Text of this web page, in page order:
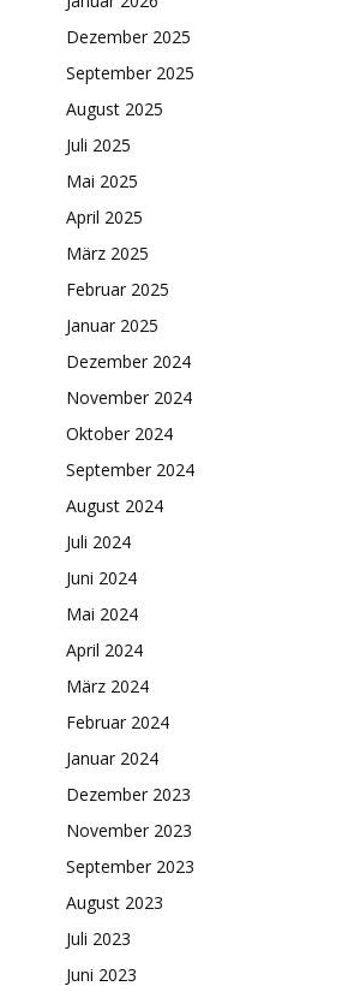
Dezember 2025
September 2025
August 2025
Juli 2025
Mai 2025
April 2025
März 2025
Februar 2025
Januar 2025
Dezember 2024
November 2024
Oktober 2024
September 2024
August 2024
Juli 2024
Juni 2024
Mai 2024
April 2024
März 2024
Februar 2024
Januar 2024
Dezember 2023
November 2023
September 2023
August 2023
Juli 2023
Juni 2023